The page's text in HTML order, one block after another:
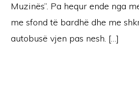
Muzinës”. Pa hequr ende nga
me sfond të bardhë dhe me
autobusë vjen pas nesh. […]